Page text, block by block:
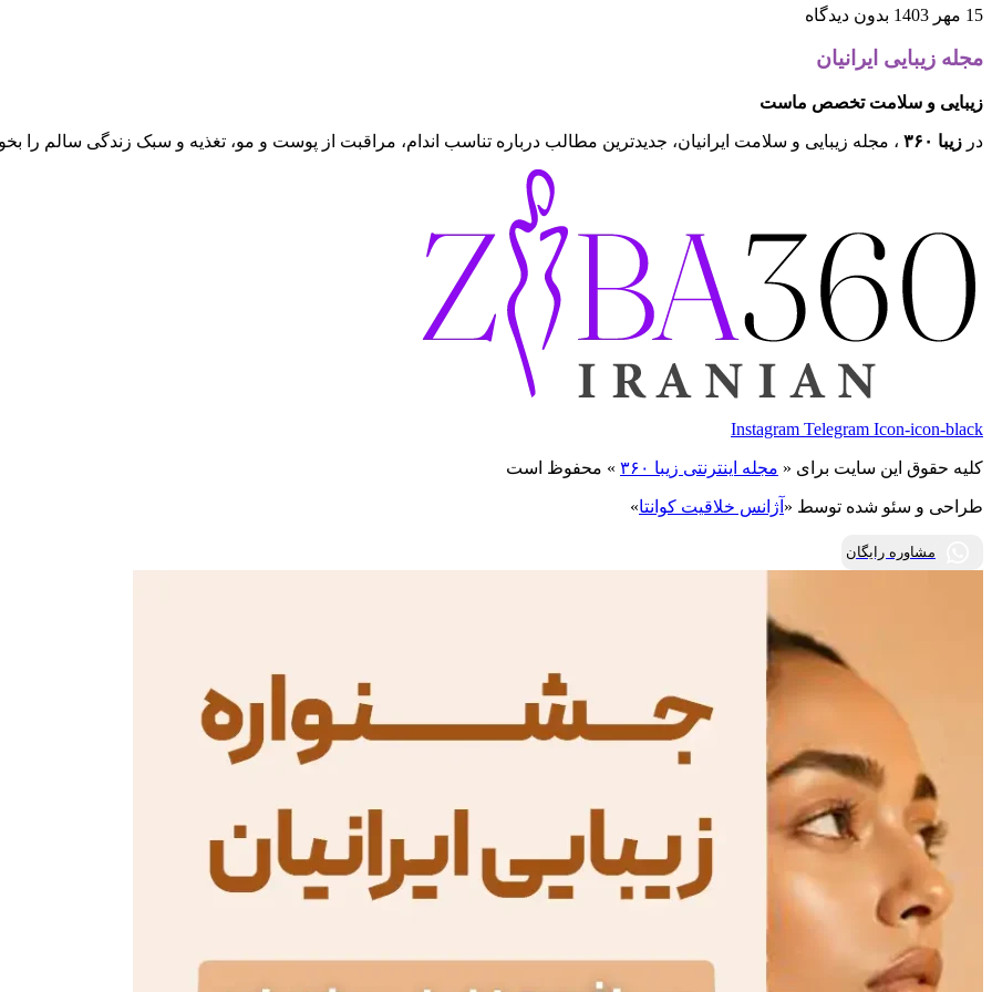
15 مهر 1403 بدون دیدگاه
مجله زیبایی ایرانیان
زیبایی و سلامت تخصص ماست
در زیبا ۳۶۰ ، مجله زیبایی و سلامت ایرانیان، جدیدترین مطالب درباره تناسب اندام، مراقبت از پوست و مو، تغذیه و سبک زندگی سالم را
Instagram Telegram Icon-icon-black
کلیه حقوق این سایت برای « مجله اینترنتی زیبا ۳۶۰ » محفوظ است
طراحی و سئو شده توسط « آژانس خلاقیت کوانتا»
مشاوره رایگان